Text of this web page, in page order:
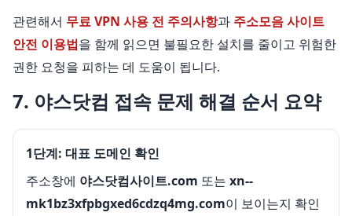
관련해서 무료 VPN 사용 전 주의사항과 주소모음 사이트
안전 이용법을 함께 읽으면 불필요한 설치를 줄이고 위험한
권한 요청을 피하는 데 도움이 됩니다.
7. 야스닷컴 접속 문제 해결 순서 요약
1단계: 대표 도메인 확인
주소창에 야스닷컴사이트.com 또는 xn--
mk1bz3xfpbgxed6cdzq4mg.com이 보이는지 확인